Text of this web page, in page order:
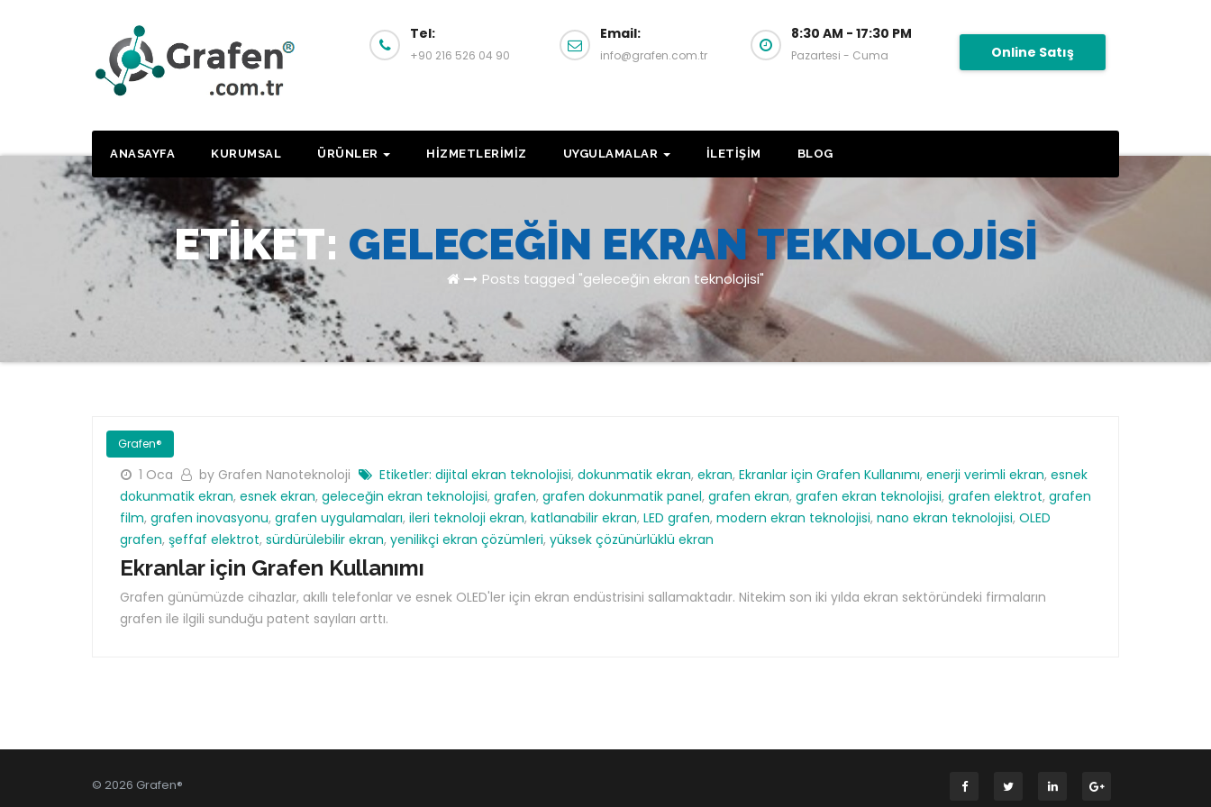
Tel:
+90 216 526 04 90
Email:
info@grafen.com.tr
8:30 AM - 17:30 PM
Pazartesi - Cuma Online Satış
ANASAYFA KURUMSAL ÜRÜNLER HİZMETLERİMİZ UYGULAMALAR İLETİŞİM BLOG
ETIKET: GELECEĞIN EKRAN TEKNOLOJISI
Posts tagged "geleceğin ekran teknolojisi"
Grafen®
1 Oca by Grafen Nanoteknoloji Etiketler: dijital ekran teknolojisi, dokunmatik ekran, ekran, Ekranlar için Grafen Kullanımı, enerji verimli ekran, esnek
dokunmatik ekran, esnek ekran, geleceğin ekran teknolojisi, grafen, grafen dokunmatik panel, grafen ekran, grafen ekran teknolojisi, grafen elektrot, grafen
film, grafen inovasyonu, grafen uygulamaları, ileri teknoloji ekran, katlanabilir ekran, LED grafen, modern ekran teknolojisi, nano ekran teknolojisi, OLED
grafen, şeffaf elektrot, sürdürülebilir ekran, yenilikçi ekran çözümleri, yüksek çözünürlüklü ekran
Ekranlar için Grafen Kullanımı
Grafen günümüzde cihazlar, akıllı telefonlar ve esnek OLED'ler için ekran endüstrisini sallamaktadır. Nitekim son iki yılda ekran sektöründeki firmaların
grafen ile ilgili sunduğu patent sayıları arttı.
© 2026 Grafen®